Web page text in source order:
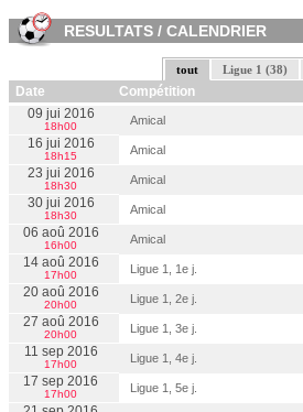
RESULTATS / CALENDRIER
tout Ligue 1 (38)
Date Compétition
09 jui 2016
18h00 Amical
16 jui 2016
18h15 Amical
23 jui 2016
18h30 Amical
30 jui 2016
18h30 Amical
06 aoû 2016
16h00 Amical
14 aoû 2016
17h00 Ligue 1, 1e j.
20 aoû 2016
20h00 Ligue 1, 2e j.
27 aoû 2016
20h00 Ligue 1, 3e j.
11 sep 2016
17h00 Ligue 1, 4e j.
17 sep 2016
17h00 Ligue 1, 5e j.